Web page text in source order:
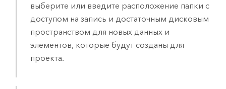
выберите или введите расположение папки с
доступом на запись и достаточным дисковым
пространством для новых данных и
элементов, которые будут созданы для
проекта.